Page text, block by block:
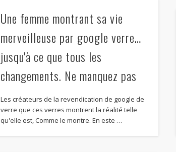
Une femme montrant sa vie
merveilleuse par google verre…
jusqu'à ce que tous les
changements. Ne manquez pas
Les créateurs de la revendication de google de
verre que ces verres montrent la réalité telle
qu'elle est, Comme le montre.En este …